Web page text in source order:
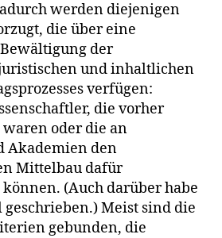
werden diejenigen
die über eine
der
und inhaltlichen
verfügen:
die vorher
oder die an
Akademien den
Mittelbau dafür
(Auch darüber habe
Meist sind die
gebunden, die